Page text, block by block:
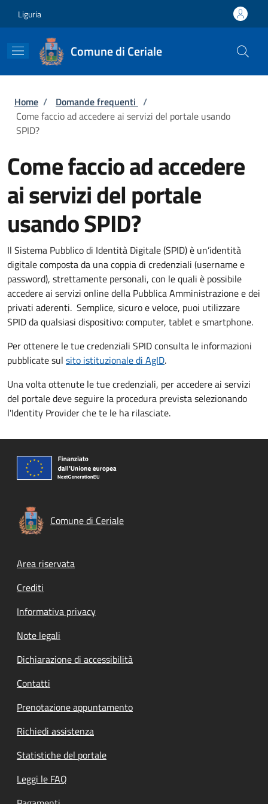
Liguria
Comune di Ceriale
Briciole di pane
Home / Domande frequenti /
Come faccio ad accedere ai servizi del portale usando
SPID?
Come faccio ad accedere
ai servizi del portale
usando SPID?
Il Sistema Pubblico di Identità Digitale (SPID) è un’identità
digitale composta da una coppia di credenziali (username e
password), strettamente personali, con le quali è possibile
accedere ai servizi online della Pubblica Amministrazione e dei
privati aderenti. Semplice, sicuro e veloce, puoi utilizzare
SPID da qualsiasi dispositivo: computer, tablet e smartphone.
Per ottenere le tue credenziali SPID consulta le informazioni
pubblicate sul sito istituzionale di AgID.
Una volta ottenute le tue credenziali, per accedere ai servizi
del portale deve seguire la procedura prevista selezionando
l'Identity Provider che te le ha rilasciate.
Comune di Ceriale
Footer menu
Area riservata
Crediti
Informativa privacy
Note legali
Dichiarazione di accessibilità
Contatti
Prenotazione appuntamento
Richiedi assistenza
Statistiche del portale
Leggi le FAQ